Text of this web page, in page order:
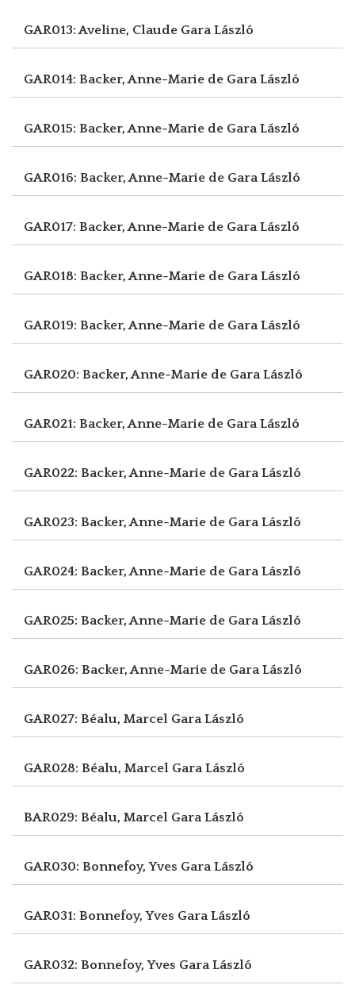
GAR013: Aveline, Claude Gara László
GAR014: Backer, Anne-Marie de Gara László
GAR015: Backer, Anne-Marie de Gara László
GAR016: Backer, Anne-Marie de Gara László
GAR017: Backer, Anne-Marie de Gara László
GAR018: Backer, Anne-Marie de Gara László
GAR019: Backer, Anne-Marie de Gara László
GAR020: Backer, Anne-Marie de Gara László
GAR021: Backer, Anne-Marie de Gara László
GAR022: Backer, Anne-Marie de Gara László
GAR023: Backer, Anne-Marie de Gara László
GAR024: Backer, Anne-Marie de Gara László
GAR025: Backer, Anne-Marie de Gara László
GAR026: Backer, Anne-Marie de Gara László
GAR027: Béalu, Marcel Gara László
GAR028: Béalu, Marcel Gara László
BAR029: Béalu, Marcel Gara László
GAR030: Bonnefoy, Yves Gara László
GAR031: Bonnefoy, Yves Gara László
GAR032: Bonnefoy, Yves Gara László